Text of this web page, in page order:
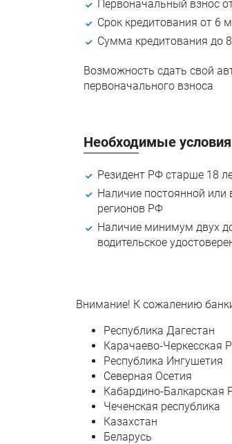
Первоначальный взнос
Срок кредитования от 6
Сумма кредитования до
Возможность сдать свой
первоначального взноса
Необходимые
Резидент РФ старше 18
Наличие постоянной или
регионов РФ
Наличие минимум двух
водительское
Внимание! К сожалению
Республика Дагестан
Карачаево-Черкесская
Республика Ингушетия
Северная Осетия
Кабардино-Балкарская
Чеченская республика
Казахстан
Беларусь